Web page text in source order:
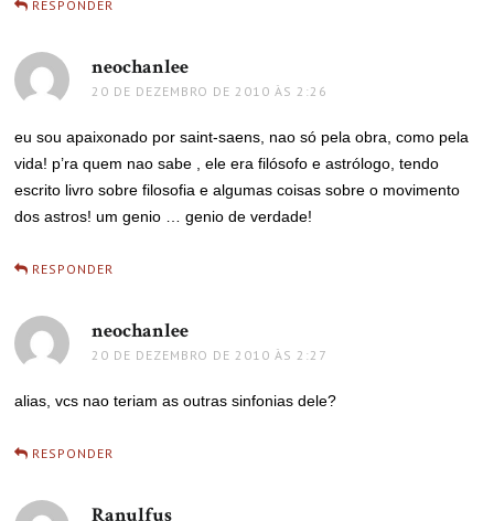
RESPONDER
neochanlee
20 DE DEZEMBRO DE 2010 ÀS 2:26
eu sou apaixonado por saint-saens, nao só pela obra, como pela
vida! p’ra quem nao sabe , ele era filósofo e astrólogo, tendo
escrito livro sobre filosofia e algumas coisas sobre o movimento
dos astros! um genio … genio de verdade!
RESPONDER
neochanlee
20 DE DEZEMBRO DE 2010 ÀS 2:27
alias, vcs nao teriam as outras sinfonias dele?
RESPONDER
Ranulfus